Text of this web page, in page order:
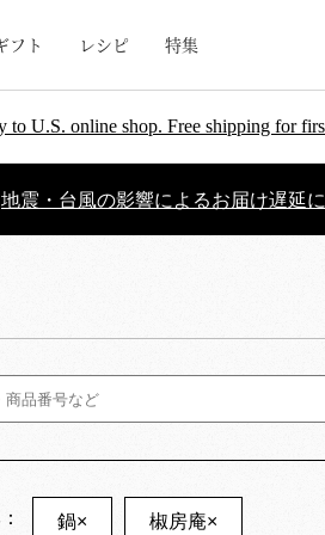
フト レシピ 特集
to U.S. online shop. Free shipping for
地震・台風の影響によるお届け遅延
鍋× 椒房庵×